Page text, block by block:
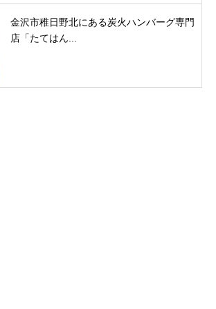
金沢市稚日野北にある炭火ハンバーグ専門
店「たてはん...